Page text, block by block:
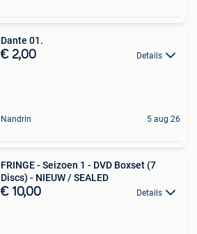
Dante 01.
€ 2,00 Details
Nandrin 5 aug 26
FRINGE - Seizoen 1 - DVD Boxset (7
Discs) - NIEUW / SEALED
€ 10,00 Details